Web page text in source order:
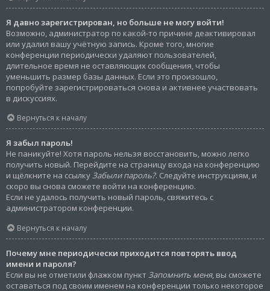
Я давно зарегистрирован, но больше не могу войти!
Возможно, администратор по какой-то причине деактивировал
или удалил вашу учётную запись. Кроме того, многие
конференции периодически удаляют пользователей,
длительное время не оставляющих сообщения, чтобы
уменьшить размер базы данных. Если это произошло,
попробуйте зарегистрироваться снова и активнее участвовать
в дискуссиях.
Вернуться к началу
Я забыл пароль!
Не паникуйте! Хотя пароль нельзя восстановить, можно легко
получить новый. Перейдите на страницу входа на конференцию
и щёлкните на ссылкуЗабыли пароль?. Следуйте инструкциям, и
скоро вы снова сможете войти на конференцию.
Если не удалось получить новый пароль, свяжитесь с
администратором конференции.
Вернуться к началу
Почему мне периодически приходится повторять ввод
имени и пароля?
Если вы не отметили флажком пунктЗапомнить меня, вы сможете
оставаться под своим именем на конференции только некоторое